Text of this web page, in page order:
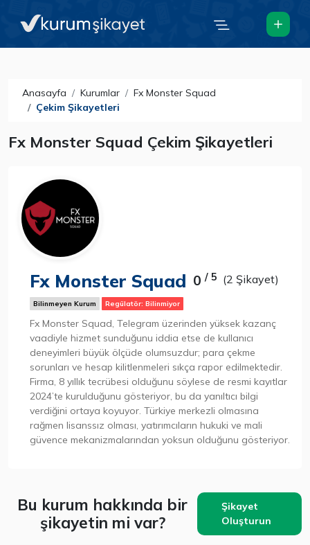
Anasayfa Kurumlar
Fx Monster Squad
Çekim Şikayetleri
Fx Monster Squad Çekim Şikayetleri
Fx Monster Squad 0/ 5 (2 Şikayet)
Bilinmeyen Kurum Regülatör: Bilinmiyor
Fx Monster Squad, Telegram üzerinden yüksek kazanç
vaadiyle hizmet sunduğunu iddia etse de kullanıcı
deneyimleri büyük ölçüde olumsuzdur; para çekme
sorunları ve hesap kilitlenmeleri sıkça rapor edilmektedir.
Firma, 8 yıllık tecrübesi olduğunu söylese de resmi kayıtlar
2024’te kurulduğunu gösteriyor, bu da yanıltıcı bilgi
verdiğini ortaya koyuyor. Türkiye merkezli olmasına
rağmen lisanssız olması, yatırımcıların hukuki ve mali
güvence mekanizmalarından yoksun olduğunu gösteriyor.
Bu kurum hakkında bir
şikayetin mi var?
Şikayet
Oluşturun